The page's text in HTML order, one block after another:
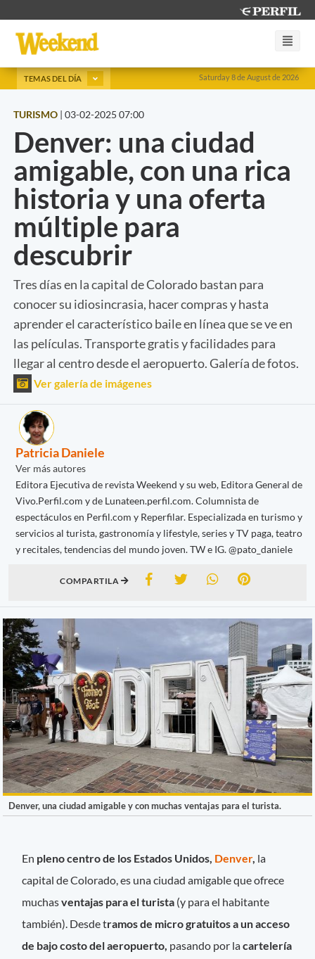
Saturday 8 de August de 2026
TEMAS DEL DÍA
TURISMO | 03-02-2025 07:00
Denver: una ciudad
amigable, con una rica
historia y una oferta
múltiple para
descubrir
Tres días en la capital de Colorado bastan para
conocer su idiosincrasia, hacer compras y hasta
aprender el característico baile en línea que se ve en
las películas. Transporte gratis y facilidades para
llegar al centro desde el aeropuerto. Galería de fotos.
Ver galería de imágenes
Patricia Daniele
Ver más autores
Editora Ejecutiva de revista Weekend y su web, Editora General de
Vivo.Perfil.com y de Lunateen.perfil.com. Columnista de
espectáculos en Perfil.com y Reperfilar. Especializada en turismo y
servicios al turista, gastronomía y lifestyle, series y TV paga, teatro
y recitales, tendencias del mundo joven. TW e IG. @pato_daniele
COMPARTILA
Denver, una ciudad amigable y con muchas ventajas para el turista.
En pleno centro de los Estados Unidos, Denver, la
capital de Colorado, es una ciudad amigable que ofrece
muchasventajas para el turista (y para el habitante
también). Desde tramos de micro gratuitos a un acceso
de bajo costo del aeropuerto, pasando por lacartelería